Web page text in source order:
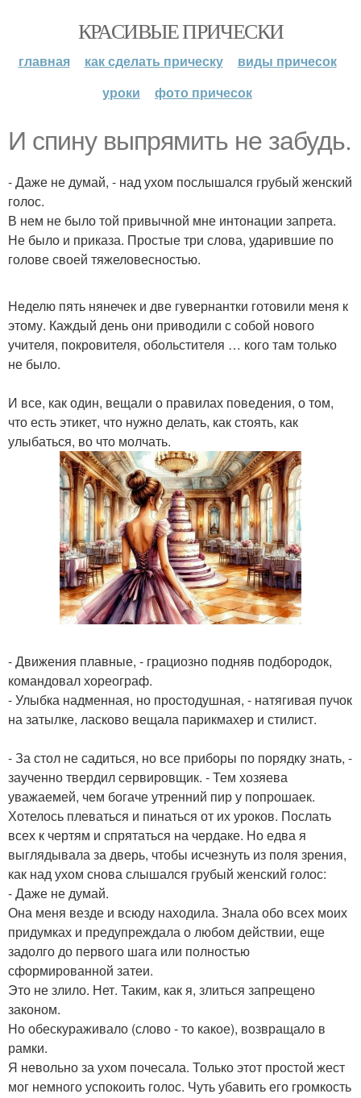
КРАСИВЫЕ ПРИЧЕСКИ
главная как сделать прическу
виды причесок
уроки
фото причесок
И спину выпрямить не забудь.
- Даже не думай, - над ухом послышался грубый женский
голос.
В нем не было той привычной мне интонации запрета.
Не было и приказа. Простые три слова, ударившие по
голове своей тяжеловесностью.
Неделю пять нянечек и две гувернантки готовили меня к
этому. Каждый день они приводили с собой нового
учителя, покровителя, обольстителя … кого там только
не было.
И все, как один, вещали о правилах поведения, о том,
что есть этикет, что нужно делать, как стоять, как
улыбаться, во что молчать.
- Движения плавные, - грациозно подняв подбородок,
командовал хореограф.
- Улыбка надменная, но простодушная, - натягивая пучок
на затылке, ласково вещала парикмахер и стилист.
- За стол не садиться, но все приборы по порядку знать, -
заученно твердил сервировщик. - Тем хозяева
уважаемей, чем богаче утренний пир у попрошаек.
Хотелось плеваться и пинаться от их уроков. Послать
всех к чертям и спрятаться на чердаке. Но едва я
выглядывала за дверь, чтобы исчезнуть из поля зрения,
как над ухом снова слышался грубый женский голос:
- Даже не думай.
Она меня везде и всюду находила. Знала обо всех моих
придумках и предупреждала о любом действии, еще
задолго до первого шага или полностью
сформированной затеи.
Это не злило. Нет. Таким, как я, злиться запрещено
законом.
Но обескураживало (слово - то какое), возвращало в
рамки.
Я невольно за ухом почесала. Только этот простой жест
мог немного успокоить голос. Чуть убавить его громкость